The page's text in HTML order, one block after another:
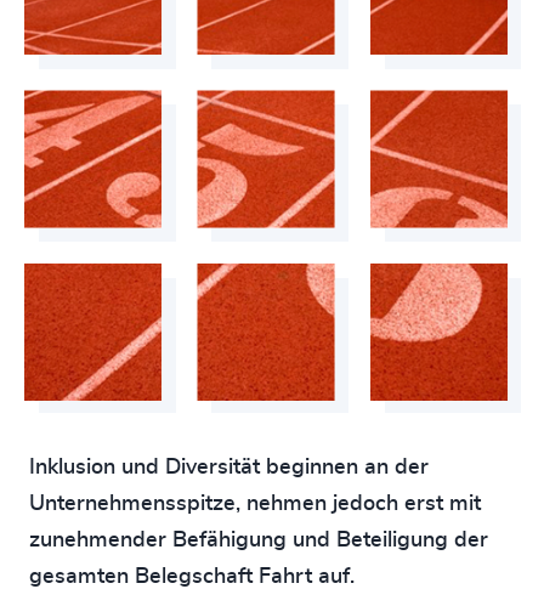
Inklusion und Diversität beginnen an der
Unternehmensspitze, nehmen jedoch erst mit
zunehmender Befähigung und Beteiligung der
gesamten Belegschaft Fahrt auf.